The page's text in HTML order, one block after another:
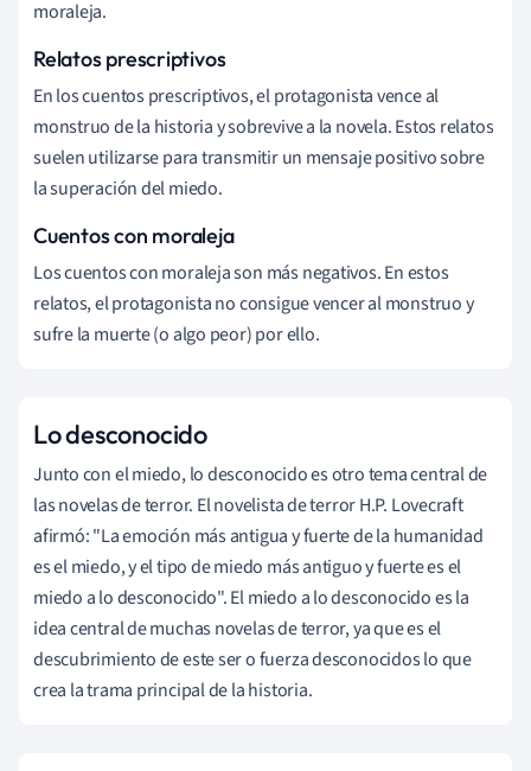
moraleja.
Relatos prescriptivos
En los cuentos prescriptivos, el protagonista vence al
monstruo de la historia y sobrevive a la novela. Estos relatos
suelen utilizarse para transmitir un mensaje positivo sobre
la superación del miedo.
Cuentos con moraleja
Los cuentos con moraleja son más negativos. En estos
relatos, el protagonista no consigue vencer al monstruo y
sufre la muerte (o algo peor) por ello.
Lo desconocido
Junto con el miedo, lo desconocido es otro tema central de
las novelas de terror. El novelista de terror H.P. Lovecraft
afirmó: "La emoción más antigua y fuerte de la humanidad
es el miedo, y el tipo de miedo más antiguo y fuerte es el
miedo a lo desconocido". El miedo a lo desconocido es la
idea central de muchas novelas de terror, ya que es el
descubrimiento de este ser o fuerza desconocidos lo que
crea la trama principal de la historia.